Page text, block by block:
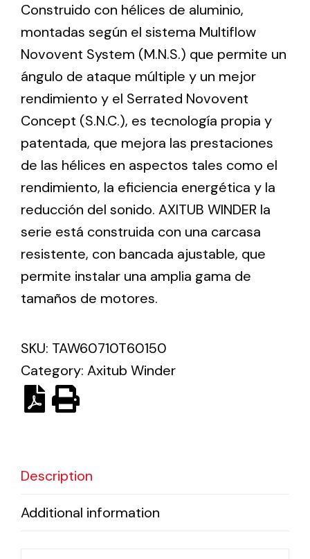
Ventilation
The incorporation of Novovent into the group
meant a greater offer of ventilation products for
different uses
Iluminación Solar
Variedad de soluciones solares para todo tipo
de necesidades.
Solar lighting
Variety of solar solutions for all kinds of needs.
Construido con hélices de aluminio,
montadas según el sistema Multiflow
Novovent System (M.N.S.) que permite un
ángulo de ataque múltiple y un mejor
rendimiento y el Serrated Novovent
Concept (S.N.C.), es tecnología propia y
patentada, que mejora las prestaciones
de las hélices en aspectos tales como el
rendimiento, la eficiencia energética y la
reducción del sonido. AXITUB WINDER la
serie está construida con una carcasa
resistente, con bancada ajustable, que
permite instalar una amplia gama de
tamaños de motores.
SKU: TAW60710T60150
Category: Axitub Winder
Description
Additional information